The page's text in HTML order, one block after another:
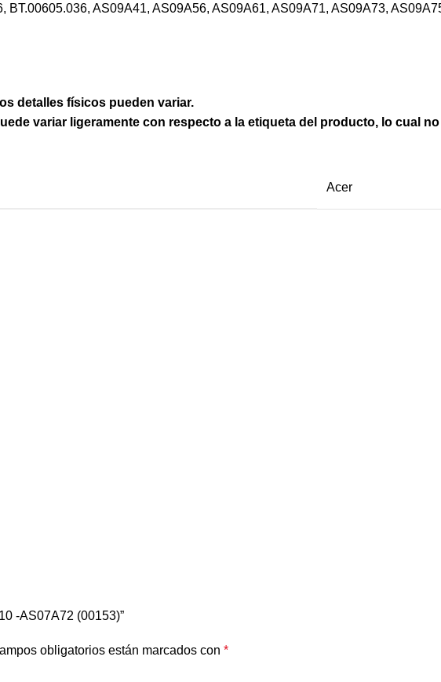
BT.00605.036, AS09A41, AS09A56, AS09A61, AS09A71, AS09A73,
detalles físicos pueden variar.
variar ligeramente con respecto a la etiqueta del producto, lo cual
Acer
-AS07A72 (00153)”
obligatorios están marcados con *